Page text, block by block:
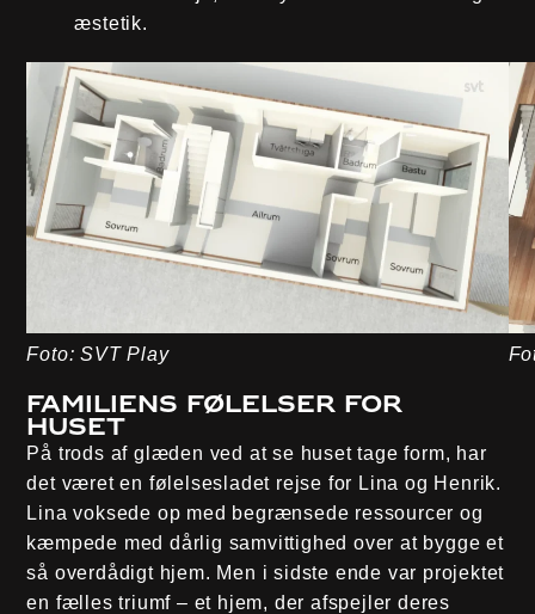
æstetik.
Foto: SVT Play
Familiens følelser for
huset
På trods af glæden ved at se huset tage form, har
det været en følelsesladet rejse for Lina og Henrik.
Lina voksede op med begrænsede ressourcer og
kæmpede med dårlig samvittighed over at bygge et
så overdådigt hjem. Men i sidste ende var projektet
en fælles triumf – et hjem, der afspejler deres